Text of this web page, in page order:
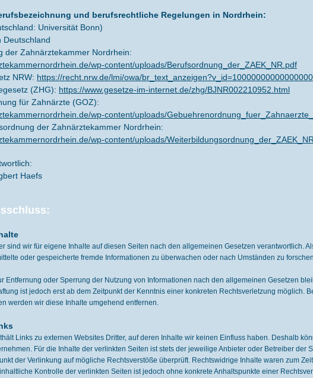
und berufsrechtliche Regelungen in Nordrhein:
Universität Bonn)
Deutschland
der Zahnärztekammer Nordrhein:
wp-content/uploads/Berufsordnung_der_ZAEK_NR.pdf
NRW: https://recht.nrw.de/lmi/owa/
(ZHG): https://www.gesetze-im-internet.de/zhg/BJNR002210952.html
für Zahnärzte (GOZ):
wp-content/uploads/
der Zahnärztekammer Nordrhein:
wp-content/uploads/
Haefs
sind wir für eigene Inhalte auf diesen Seiten nach den allgemeinen Gesetzen verantwortlich.
oder gespeicherte fremde Informationen zu überwachen oder nach Umständen zu
Entfernung oder Sperrung der Nutzung von Informationen nach den allgemeinen Gesetzen
ist jedoch erst ab dem Zeitpunkt der Kenntnis einer konkreten Rechtsverletzung möglich.
werden wir diese Inhalte umgehend entfernen.
Links zu externen Websites Dritter, auf deren Inhalte wir keinen Einfluss haben. Deshalb
Für die Inhalte der verlinkten Seiten ist stets der jeweilige Anbieter oder Betreiber der
der Verlinkung auf mögliche Rechtsverstöße überprüft. Rechtswidrige Inhalte waren zum
Kontrolle der verlinkten Seiten ist jedoch ohne konkrete Anhaltspunkte einer